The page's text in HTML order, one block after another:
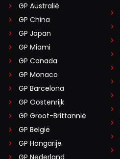
GP Australië
GP China
GP Japan
GP Miami
GP Canada
GP Monaco
GP Barcelona
GP Oostenrijk
GP Groot-Brittannië
GP België
GP Hongarije
GP Nederland